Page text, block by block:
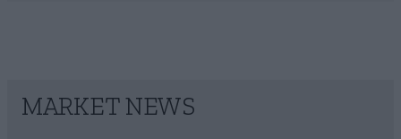
MARKET NEWS